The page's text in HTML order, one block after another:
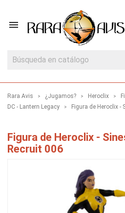

Rara Avis ¿Jugamos? Heroclix
DC - Lantern Legacy
Figura de Heroclix -
Figura de Heroclix -
Recruit 006